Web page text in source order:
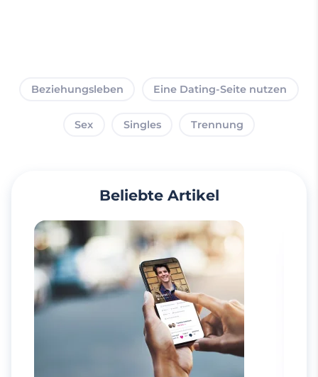
Beziehungsleben Eine Dating-Seite nutzen
Sex Singles Trennung
Beliebte Artikel